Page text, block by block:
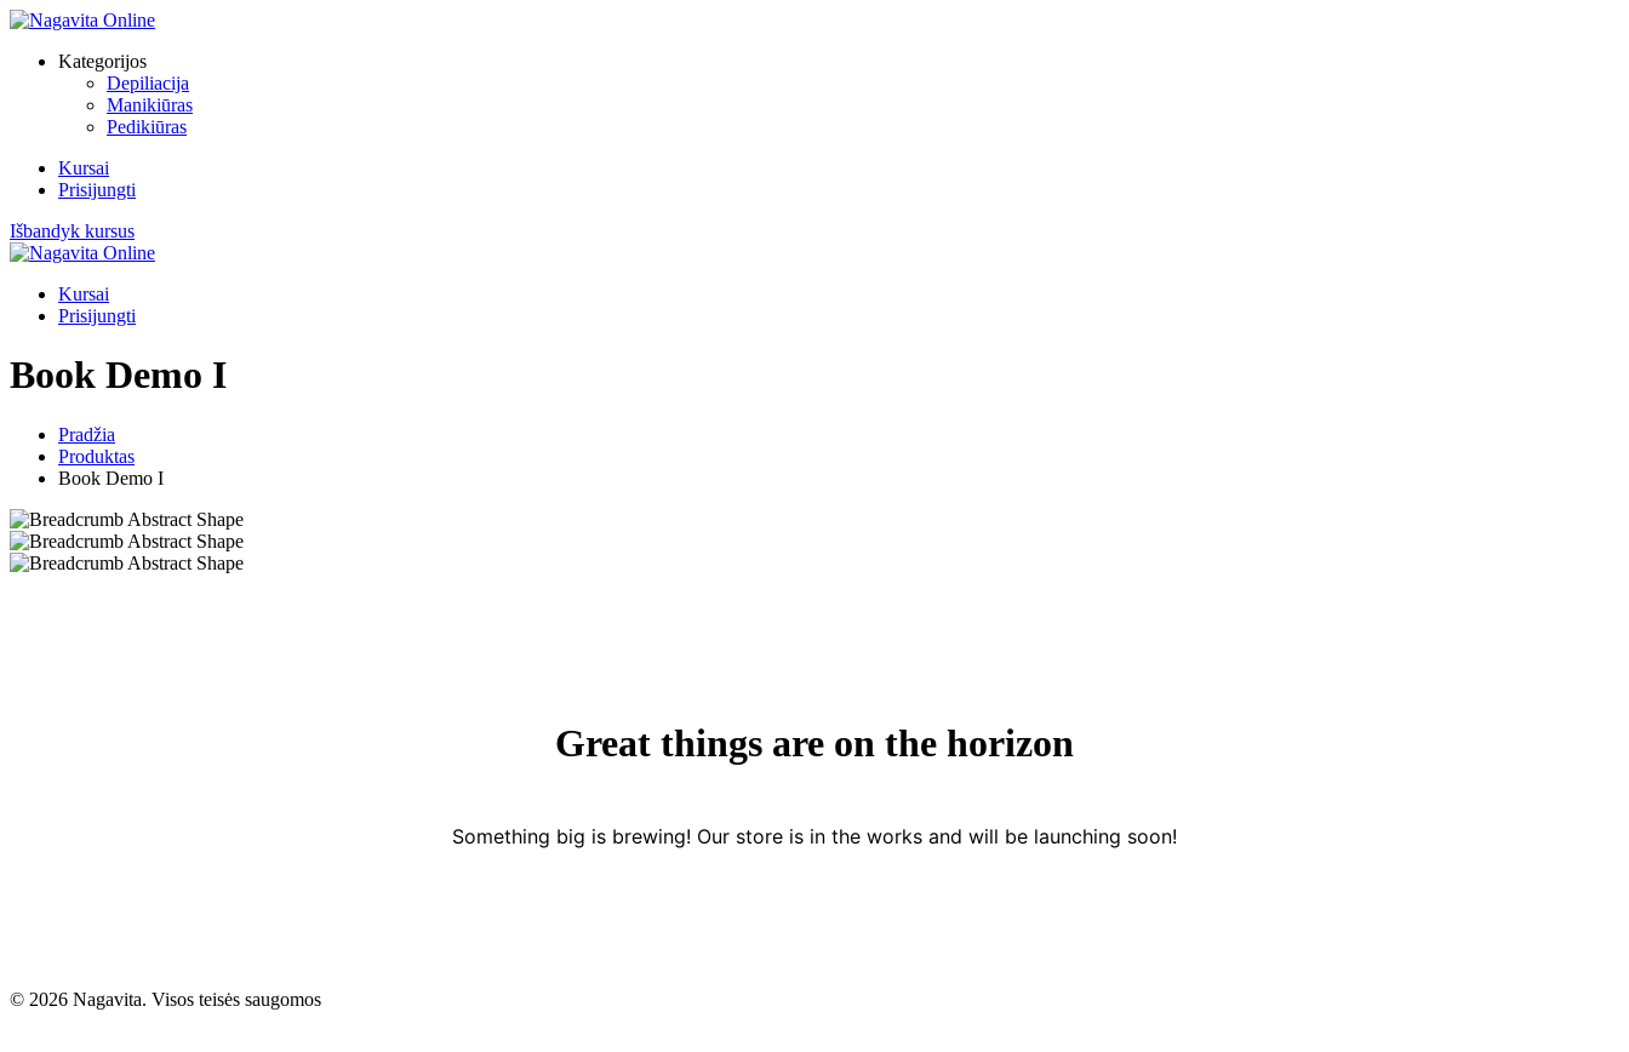
Skip
contentKategorijos
Depiliacija
Manikiūras
Pedikiūras
Kursai
Prisijungti
Išbandyk kursus
Kursai
Prisijungti
Book Demo I
Pradžia
Produktas
Book Demo I
Great things are on the horizon
Something big is brewing! Our store is in the works and will be launching soon!
© 2026 Nagavita. Visos teisės saugomos